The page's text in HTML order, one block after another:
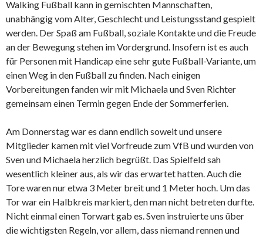
Walking Fußball kann in gemischten Mannschaften,
unabhängig vom Alter, Geschlecht und Leistungsstand gespielt
werden. Der Spaß am Fußball, soziale Kontakte und die Freude
an der Bewegung stehen im Vordergrund. Insofern ist es auch
für Personen mit Handicap eine sehr gute Fußball-Variante, um
einen Weg in den Fußball zu finden. Nach einigen
Vorbereitungen fanden wir mit Michaela und Sven Richter
gemeinsam einen Termin gegen Ende der Sommerferien.
Am Donnerstag war es dann endlich soweit und unsere
Mitglieder kamen mit viel Vorfreude zum VfB und wurden von
Sven und Michaela herzlich begrüßt. Das Spielfeld sah
wesentlich kleiner aus, als wir das erwartet hatten. Auch die
Tore waren nur etwa 3 Meter breit und 1 Meter hoch. Um das
Tor war ein Halbkreis markiert, den man nicht betreten durfte.
Nicht einmal einen Torwart gab es. Sven instruierte uns über
die wichtigsten Regeln, vor allem, dass niemand rennen und